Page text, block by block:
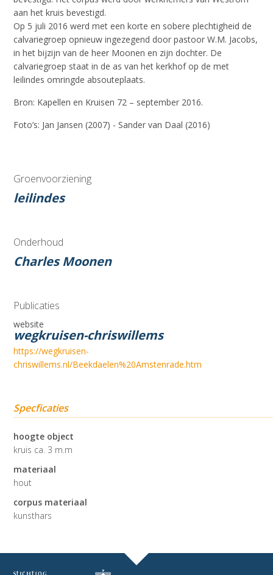
aan het kruis bevestigd.
Op 5 juli 2016 werd met een korte en sobere plechtigheid de
calvariegroep opnieuw ingezegend door pastoor W.M. Jacobs,
in het bijzijn van de heer Moonen en zijn dochter. De
calvariegroep staat in de as van het kerkhof op de met
leilindes omringde absouteplaats.
Bron: Kapellen en Kruisen 72 – september 2016.
Foto’s: Jan Jansen (2007) - Sander van Daal (2016)
Groenvoorziening
leilindes
Onderhoud
Charles Moonen
Publicaties
website
wegkruisen-chriswillems
https://wegkruisen-
chriswillems.nl/Beekdaelen%20Amstenrade.htm
Specficaties
hoogte object
kruis ca. 3 m.m
materiaal
hout
corpus materiaal
kunsthars